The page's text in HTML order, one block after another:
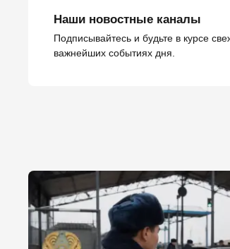
Наши новостные каналы
Подписывайтесь и будьте в курсе
важнейших событиях дня.